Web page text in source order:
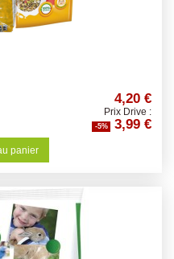
4,20 €
Prix Drive :
-5% 3,99 €
panier